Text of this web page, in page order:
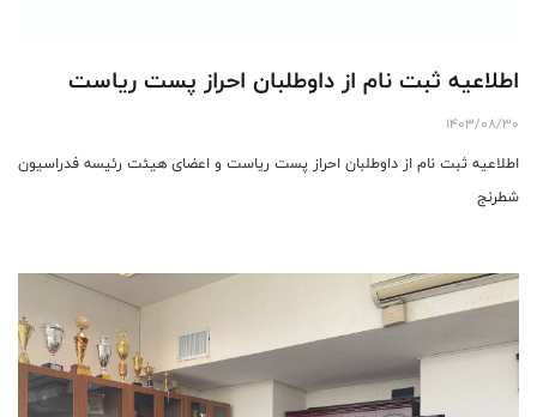
اطلاعیه ثبت نام از داوطلبان احراز پست ریاست
1403/08/30
اطلاعیه ثبت نام از داوطلبان احراز پست ریاست و اعضای هیئت رئیسه فدراسیون
شطرنج